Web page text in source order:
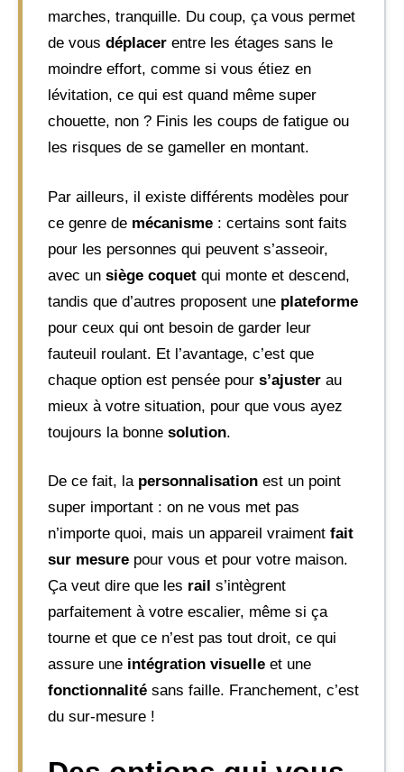
marches, tranquille. Du coup, ça vous permet
de vous déplacer entre les étages sans le
moindre effort, comme si vous étiez en
lévitation, ce qui est quand même super
chouette, non ? Finis les coups de fatigue ou
les risques de se gameller en montant.
Par ailleurs, il existe différents modèles pour
ce genre de mécanisme : certains sont faits
pour les personnes qui peuvent s’asseoir,
avec un siège coquet qui monte et descend,
tandis que d’autres proposent une plateforme
pour ceux qui ont besoin de garder leur
fauteuil roulant. Et l’avantage, c’est que
chaque option est pensée pour s’ajuster au
mieux à votre situation, pour que vous ayez
toujours la bonne solution.
De ce fait, la personnalisation est un point
super important : on ne vous met pas
n’importe quoi, mais un appareil vraiment fait
sur mesure pour vous et pour votre maison.
Ça veut dire que les rail s’intègrent
parfaitement à votre escalier, même si ça
tourne et que ce n’est pas tout droit, ce qui
assure une intégration visuelle et une
fonctionnalité sans faille. Franchement, c’est
du sur-mesure !